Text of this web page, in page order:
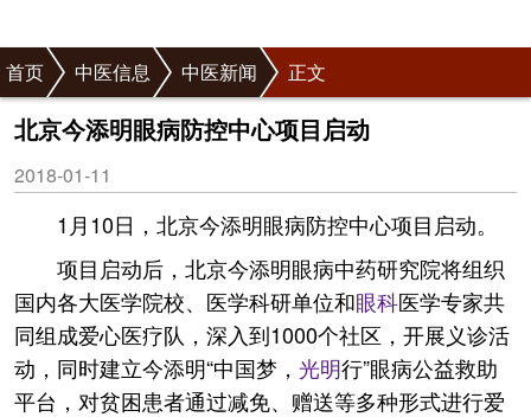
首页 中医信息 中医新闻 正文
北京今添明眼病防控中心项目启动
2018-01-11
1月10日，北京今添明眼病防控中心项目启动。
项目启动后，北京今添明眼病中药研究院将组织
国内各大医学院校、医学科研单位和眼科医学专家共
同组成爱心医疗队，深入到1000个社区，开展义诊活
动，同时建立今添明“中国梦， 光明行”眼病公益救助
平台，对贫困患者通过减免、赠送等多种形式进行爱